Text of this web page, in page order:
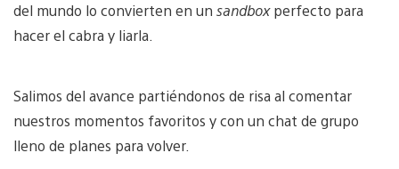
del mundo lo convierten en un sandboxperfecto para
hacer el cabra y liarla.
Salimos del avance partiéndonos de risa al comentar
nuestros momentos favoritos y con un chat de grupo
lleno de planes para volver.